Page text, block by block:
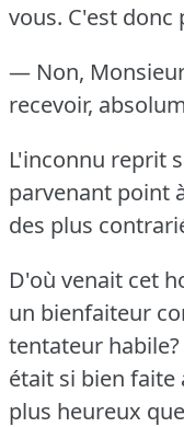
vous. C'est donc
— Non,
recevoir,
L'inconnu reprit
parvenant point
des plus
D'où venait cet
un bienfaiteur
tentateur habile?
était si bien faite
plus heureux